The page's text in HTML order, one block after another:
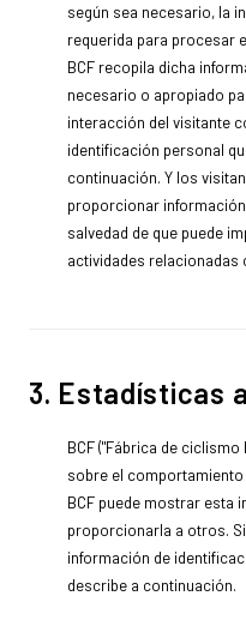
según sea necesario, la
requerida para procesar
BCF recopila dicha
necesario o apropiado
interacción del visitante
identificación personal
continuación. Y los
proporcionar
salvedad de que puede
actividades relacionadas
3. Estadísticas
BCF ("Fábrica de
sobre el
BCF puede mostrar esta
proporcionarla a otros.
información de
describe a continuación.